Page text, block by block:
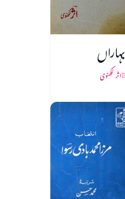
بہاراں
اثر لکھنوی